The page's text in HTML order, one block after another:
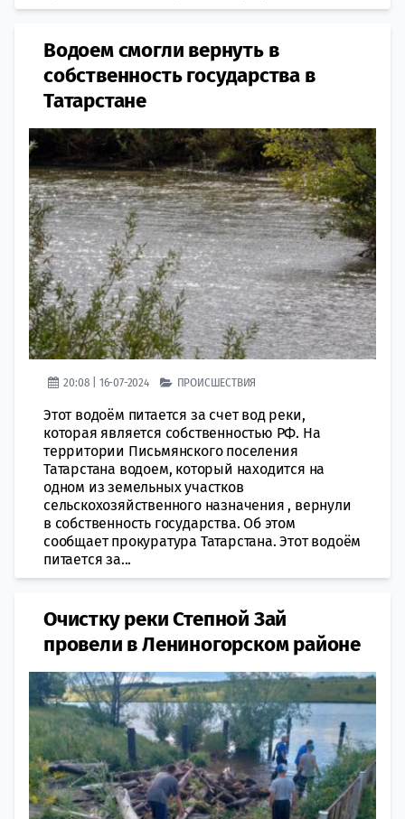
Водоем смогли вернуть в
собственность государства в
Татарстане
20:08 | 16-07-2024 ПРОИСШЕСТВИЯ
Этот водоём питается за счет вод реки,
которая является собственностью РФ. На
территории Письмянского поселения
Татарстана водоем, который находится на
одном из земельных участков
сельскохозяйственного назначения , вернули
в собственность государства. Об этом
сообщает прокуратура Татарстана. Этот водоём
питается за...
Очистку реки Степной Зай
провели в Лениногорском районе